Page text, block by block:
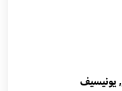
,يونيسيف